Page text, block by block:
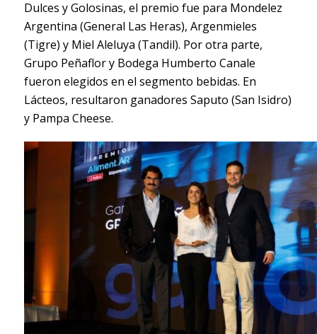
Dulces y Golosinas, el premio fue para Mondelez
Argentina (General Las Heras), Argenmieles
(Tigre) y Miel Aleluya (Tandil). Por otra parte,
Grupo Peñaflor y Bodega Humberto Canale
fueron elegidos en el segmento bebidas. En
Lácteos, resultaron ganadores Saputo (San Isidro)
y Pampa Cheese.